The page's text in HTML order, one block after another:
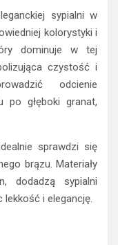
sypialni w
kolorystyki i
dominuje w tej
czystość i
odcienie
po głęboki granat,
sprawdzi się
brązu. Materiały
dodadzą sypialni
i elegancję.